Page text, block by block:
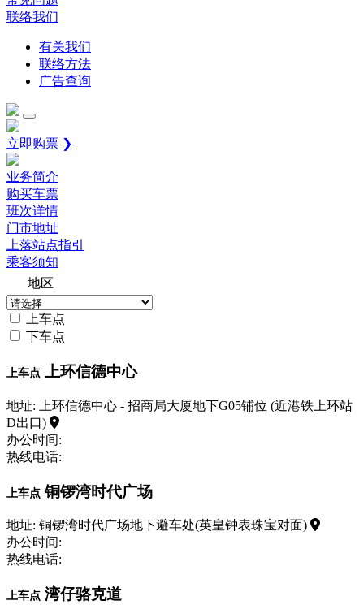
联络我们
有关我们
联络方法
广告查询
立即购票 ❯
业务简介
购买车票
班次详情
门市地址
上落站点指引
乘客须知
地区
上车点
下车点
上车点 上环信德中心
地址: 上环信德中心 - 招商局大厦地下G05铺位 (近港铁上环站
D出口)
办公时间:
热线电话:
上车点 铜锣湾时代广场
地址: 铜锣湾时代广场地下避车处(英皇钟表珠宝对面)
办公时间:
热线电话:
上车点 湾仔骆克道